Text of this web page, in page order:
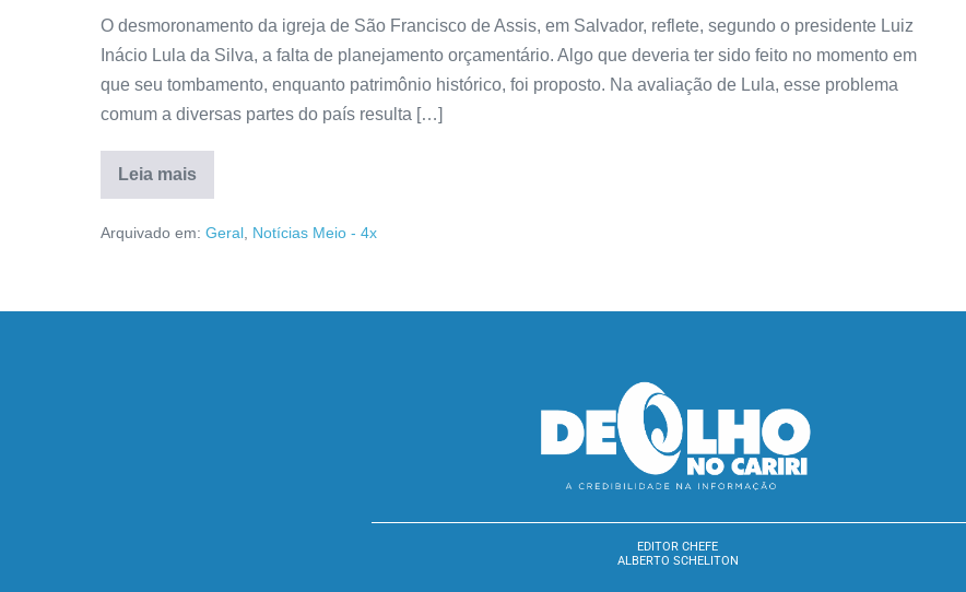
O desmoronamento da igreja de São Francisco de Assis, em Salvador, reflete, segundo o presidente Luiz
Inácio Lula da Silva, a falta de planejamento orçamentário. Algo que deveria ter sido feito no momento em
que seu tombamento, enquanto patrimônio histórico, foi proposto. Na avaliação de Lula, esse problema
comum a diversas partes do país resulta […]
Leia mais
Arquivado em: Geral Notícias Meio - 4x
EDITOR CHEFE
ALBERTO SCHELITON